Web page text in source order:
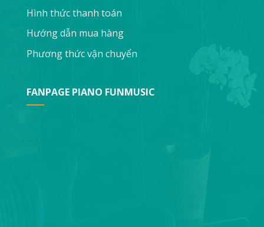
Hình thức thanh toán
Hướng dẫn mua hàng
Phương thức vận chuyển
FANPAGE PIANO FUNMUSIC